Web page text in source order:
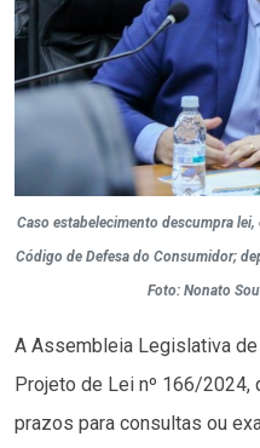
Caso estabelecimento descumpra
Código de Defesa do Consumidor;
Foto: Nonato
A Assembleia Legislativa de
Projeto de Lei nº 166/2024,
prazos para consultas ou